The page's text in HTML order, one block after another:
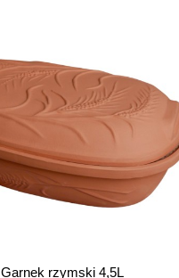
Garnek rzymski 4,5L